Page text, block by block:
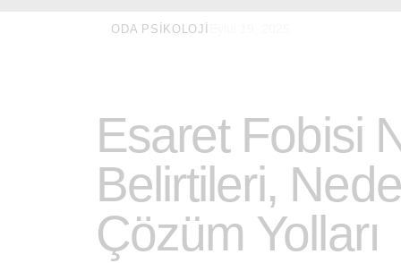
ODA PSIKOLOJI
Esaret Fobisi
Belirtileri,
Çözüm Yolları